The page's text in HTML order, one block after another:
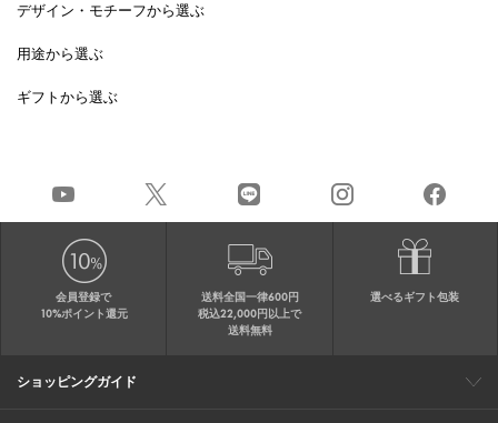
デザイン・モチーフから選ぶ
用途から選ぶ
ギフトから選ぶ
会員登録で
10%ポイント還元
送料全国一律600円
税込22,000円以上で
送料無料
選べるギフト包装
ショッピングガイド